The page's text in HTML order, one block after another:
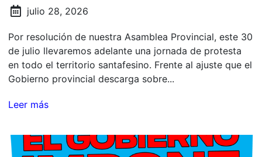
julio 28, 2026
Por resolución de nuestra Asamblea Provincial, este 30
de julio llevaremos adelante una jornada de protesta
en todo el territorio santafesino. Frente al ajuste que el
Gobierno provincial descarga sobre...
Leer más